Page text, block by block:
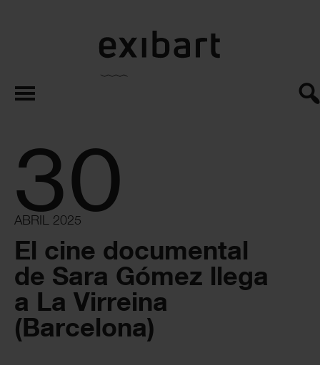
exibart.es
30
ABRIL 2025
El cine documental
de Sara Gómez llega
a La Virreina
(Barcelona)